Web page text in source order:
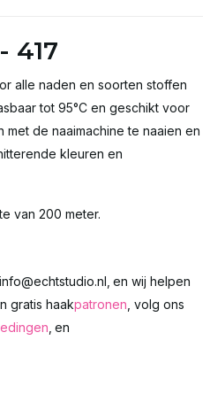
417
alle naden en soorten stoffen
tot 95°C en geschikt voor
de naaimachine te naaien en
kleuren en
van 200 meter.
info@echtstudio.nl ‚ en wij helpen
gratis haakpatronen , volg ons
‚ en